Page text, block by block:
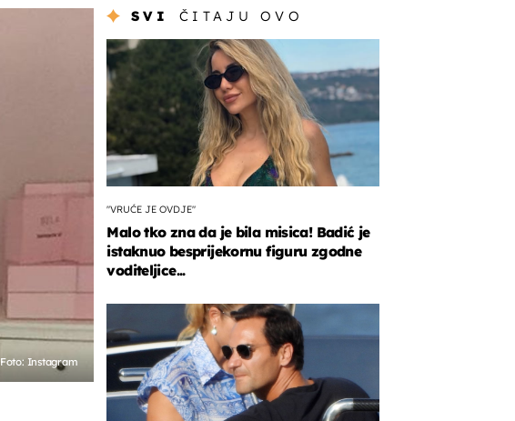
Foto: Instagram
SVI ČITAJU OVO
"VRUĆE JE OVDJE"
Malo tko zna da je bila misica! Badić je
istaknuo besprijekornu figuru zgodne
voditeljice...